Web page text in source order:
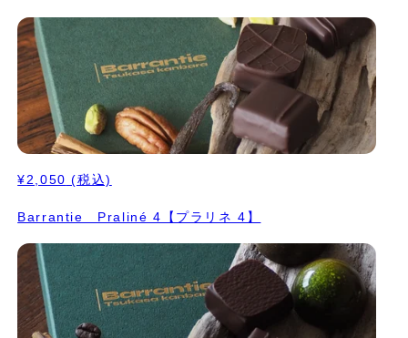
¥2,050 (税込)
Barrantie Praliné 4【プラリネ 4】